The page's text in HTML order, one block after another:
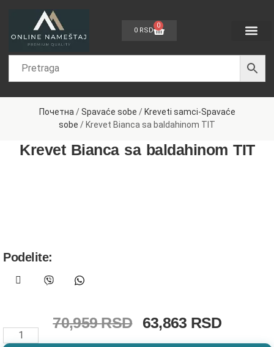
0 RSD
0
Почетна /Spavaće sobe / Kreveti samci-Spavaće
sobe / Krevet Bianca sa baldahinom TIT
Krevet Bianca sa baldahinom TIT
Podelite:
70,959RSD 63,863 RSD